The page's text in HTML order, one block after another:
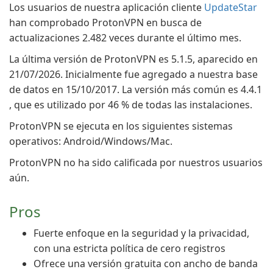
Los usuarios de nuestra aplicación cliente UpdateStar
han comprobado ProtonVPN en busca de
actualizaciones 2.482 veces durante el último mes.
La última versión de ProtonVPN es 5.1.5, aparecido en
21/07/2026. Inicialmente fue agregado a nuestra base
de datos en 15/10/2017. La versión más común es 4.4.1
, que es utilizado por 46 % de todas las instalaciones.
ProtonVPN se ejecuta en los siguientes sistemas
operativos: Android/Windows/Mac.
ProtonVPN no ha sido calificada por nuestros usuarios
aún.
Pros
Fuerte enfoque en la seguridad y la privacidad,
con una estricta política de cero registros
Ofrece una versión gratuita con ancho de banda